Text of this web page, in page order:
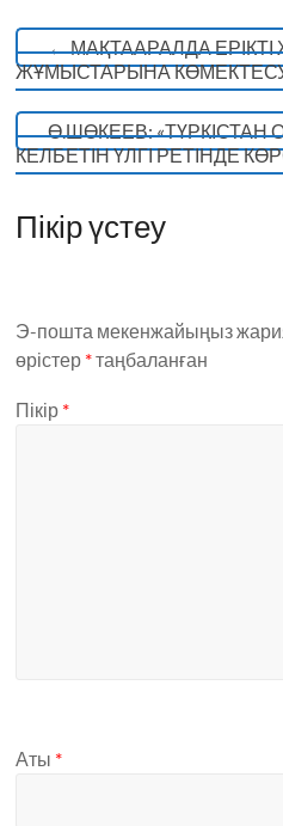
←МАҚТААРАЛДА
ЖҰМЫСТАРЫНА
Ө.ШӨКЕЕВ:
КЕЛБЕТІН ҮЛГІ РЕТІНДЕ
Пікір үстеу
Э-пошта мекенжайыңыз
өрістер *таңбаланған
Пікір *
Аты *